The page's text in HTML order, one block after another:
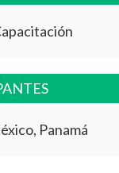
Panamá